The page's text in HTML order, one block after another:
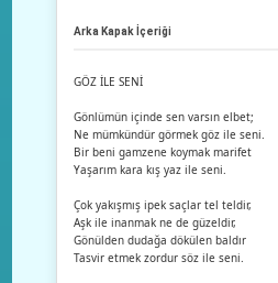
Arka Kapak İçeriği
GÖZ İLE SENİ
Gönlümün içinde sen varsın elbet;
Ne mümkündür görmek göz ile seni.
Bir beni gamzene koymak marifet
Yaşarım kara kış yaz ile seni.
Çok yakışmış ipek saçlar tel teldir,
Aşk ile inanmak ne de güzeldir,
Gönülden dudağa dökülen baldır
Tasvir etmek zordur söz ile seni.